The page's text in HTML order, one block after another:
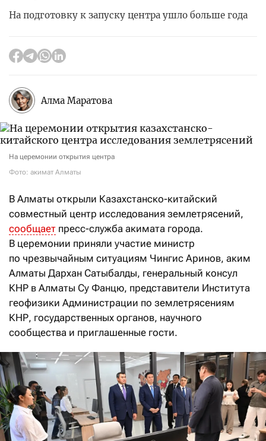
На подготовку к запуску центра ушло больше года
Алма Маратова
На церемонии открытия центра
Фото: акимат Алматы
В Алматы открыли Казахстанско-китайский
совместный центр исследования землетрясений,
сообщает пресс-служба акимата города.
В церемонии приняли участие министр
по чрезвычайным ситуациям Чингис Аринов, аким
Алматы Дархан Сатыбалды, генеральный консул
КНР в Алматы Су Фанцю, представители Института
геофизики Администрации по землетрясениям
КНР, государственных органов, научного
сообщества и приглашенные гости.